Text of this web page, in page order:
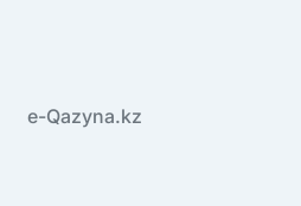
e-Qazyna.kz